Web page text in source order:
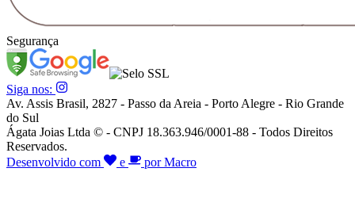
Segurança
Siga nos:
Av. Assis Brasil, 2827 - Passo da Areia - Porto Alegre - Rio Grande
do Sul
Ágata Joias Ltda © - CNPJ 18.363.946/0001-88 - Todos Direitos
Reservados.
Desenvolvido com
e por Macro